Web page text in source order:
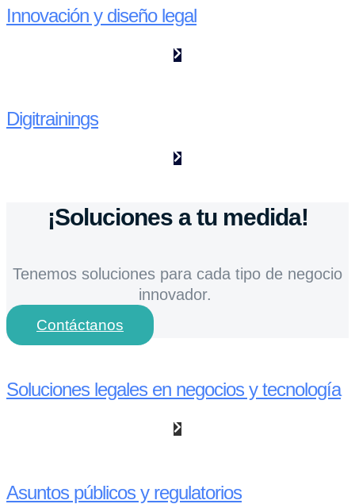
Innovación y diseño legal
Digitrainings
¡Soluciones a tu medida!
Tenemos soluciones para cada tipo de negocio
innovador.
Contáctanos
Soluciones legales en negocios y tecnología
Asuntos públicos y regulatorios